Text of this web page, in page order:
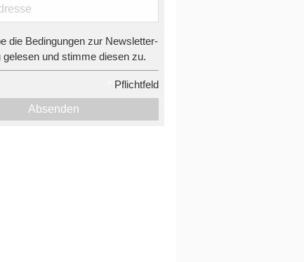
die Bedingungen zur Newsletter-
gelesen und stimme diesen zu.
Pflichtfeld
Absenden